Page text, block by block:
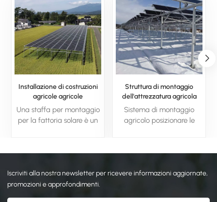
Installazione di costruzioni
agricole agricole
commerciali
Una staffa per montaggio
per la fattoria solare è un
supportare in modo sicuro i
solari su larga scala.
Queste staffe sono in
Struttura di montaggio
dell'attrezzatura agricola
fotovoltaica per il sistema di
montaggio del parco solare
Sistema di montaggio
agricolo posizionare le
pannelli solari ad intervalli.
tra i pannelli sono
Iscriviti alla nostra newsletter per ricevere informazioni aggiornate,
promozioni e approfondimenti.